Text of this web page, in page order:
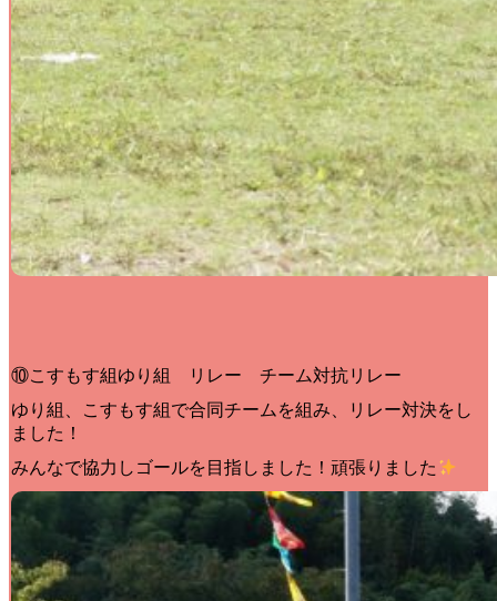
⑩こすもす組ゆり組 リレー チーム対抗リレー
ゆり組、こすもす組で合同チームを組み、リレー対決をし
ました！
みんなで協力しゴールを目指しました！頑張りました